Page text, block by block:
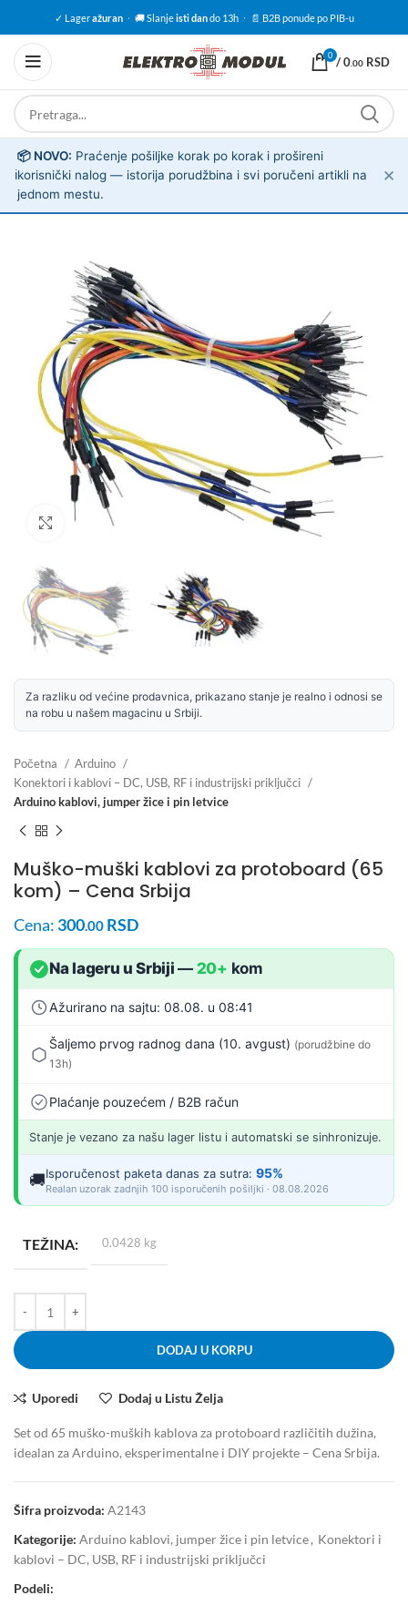
✓ Lageražuran · 🚚 Slanjeisti dando 13h · 📄 B2B ponude po PIB-u
0 /0.00 RSD
ℹ️
📦 NOVO: Praćenje pošiljke korak po korak i prošireni
korisnički nalog — istorija porudžbina i svi poručeni artikli na
jednom mestu.
✕
Uvećaj sliku
Za razliku od većine prodavnica, prikazano stanje je realno i odnosi se
na robu u našem magacinu u Srbiji.
Početna
Arduino
Konektori i kablovi – DC, USB, RF i industrijski priključci
Arduino kablovi, jumper žice i pin letvice
Muško-muški kablovi za protoboard (65
kom) – Cena Srbija
Cena: 300.00 RSD
Na lageru u Srbiji — 20+ kom
Ažurirano na sajtu: 08.08. u 08:41
Šaljemo prvog radnog dana (10. avgust) (porudžbine do
13h)
Plaćanje pouzećem / B2B račun
Stanje je vezano za našu lager listu i automatski se sinhronizuje.
🚚Isporučenost paketa danas za sutra: 95%
Realan uzorak zadnjih 100 isporučenih pošiljki · 08.08.2026
TEŽINA 0.0428 kg
DODAJ U KORPU
Uporedi Dodaj u Listu Želja
Set od 65 muško-muških kablova za protoboard različitih dužina,
idealan za Arduino, eksperimentalne i DIY projekte – Cena Srbija.
Šifra proizvoda: A2143
Kategorije: Arduino kablovi, jumper žice i pin letvice, Konektori i
kablovi – DC, USB, RF i industrijski priključci
Podeli: